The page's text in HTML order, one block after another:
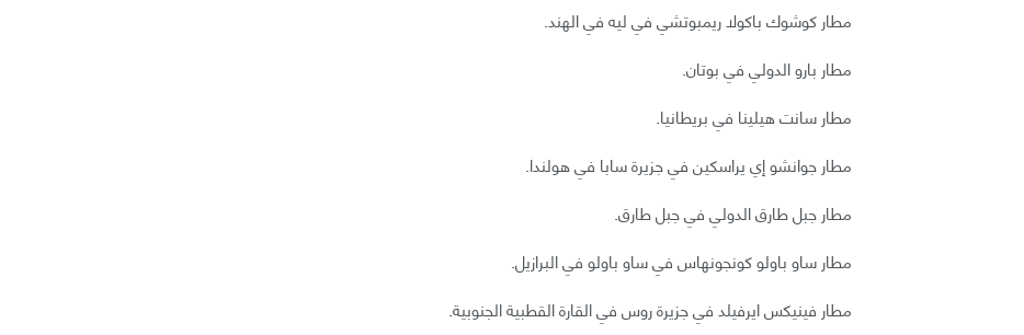
مطار كوشوك باكولا ريمبوتشي في ليه في الهند.
مطار بارو الدولي في بوتان.
مطار سانت هيلينا في بريطانيا.
مطار جوانشو إي يراسكين في جزيرة سابا في هولندا.
مطار جبل طارق الدولي في جبل طارق.
مطار ساو باولو كونجونهاس في ساو باولو في البرازيل.
مطار فينيكس ايرفيلد في جزيرة روس في القارة القطبية الجنوبية.